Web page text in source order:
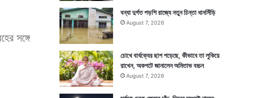
সঙ্গে
বন্যা দুর্গত পড়শি রাজ্যে নতুন চিন্তা ধানসিঁড়ি
August 7, 2026
চোখে বার্ধক্যের ছাপ পড়েছে, কীভাবে তা লুকিয়ে
রাখেন, অকপটে জানালেন অমিতাভ বচ্চন
August 7, 2026